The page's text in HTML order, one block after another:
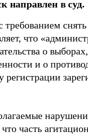
направлен в суд.
что
о
и о
часть